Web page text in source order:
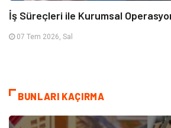
İş Süreçleri ile Kurumsal
07 Tem 2026, Sal
BUNLARI KAÇIRMA